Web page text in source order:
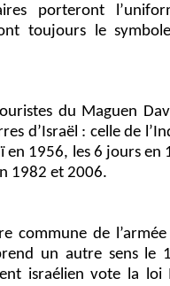
porteront
toujours le
du Maguen
d’Israël : celle de
en 1956, les 6 jours
1982 et 2006.
commune de
un autre sens le
israélien vote la loi